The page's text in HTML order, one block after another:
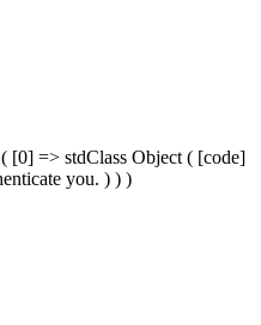
[0] => stdClass Object ( [code]
you. ) ) )